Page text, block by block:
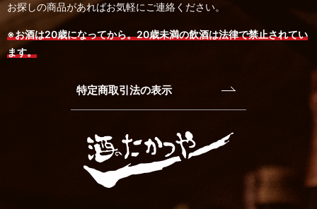
お探しの商品があればお気軽にご連絡ください。
※お酒は20歳になってから。20歳未満の飲酒は法律で禁止されてい
ます。
特定商取引法の表示